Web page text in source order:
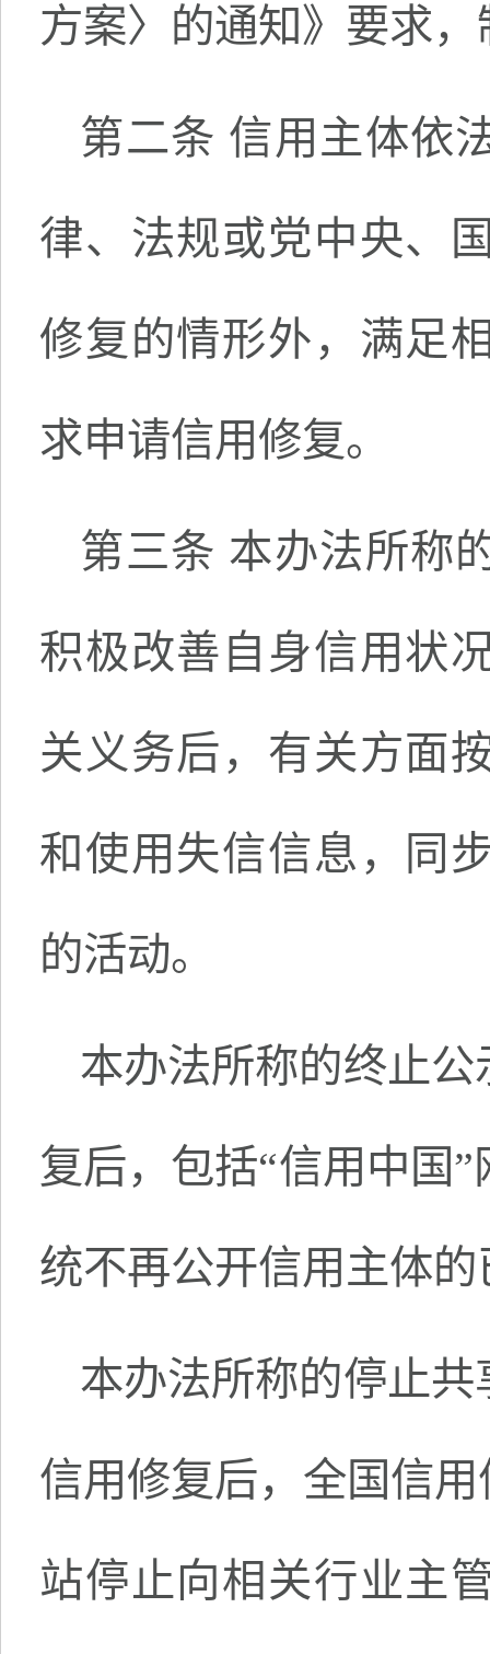
方案〉的通知》要求
第二条 信用主体依
律、法规或党中央、
修复的情形外，满足
求申请信用修复。
第三条 本办法所称
积极改善自身信用状
关义务后，有关方面
和使用失信信息，同
的活动。
本办法所称的终止
复后，包括“信用中国
统不再公开信用主体
本办法所称的停止
信用修复后，全国信
站停止向相关行业主